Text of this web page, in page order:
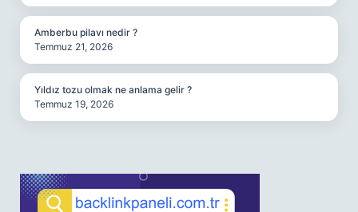
Amberbu pilavı nedir ?
Temmuz 21, 2026
Yıldız tozu olmak ne anlama gelir ?
Temmuz 19, 2026